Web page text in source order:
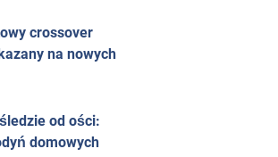
crossover
na nowych
od ości:
domowych